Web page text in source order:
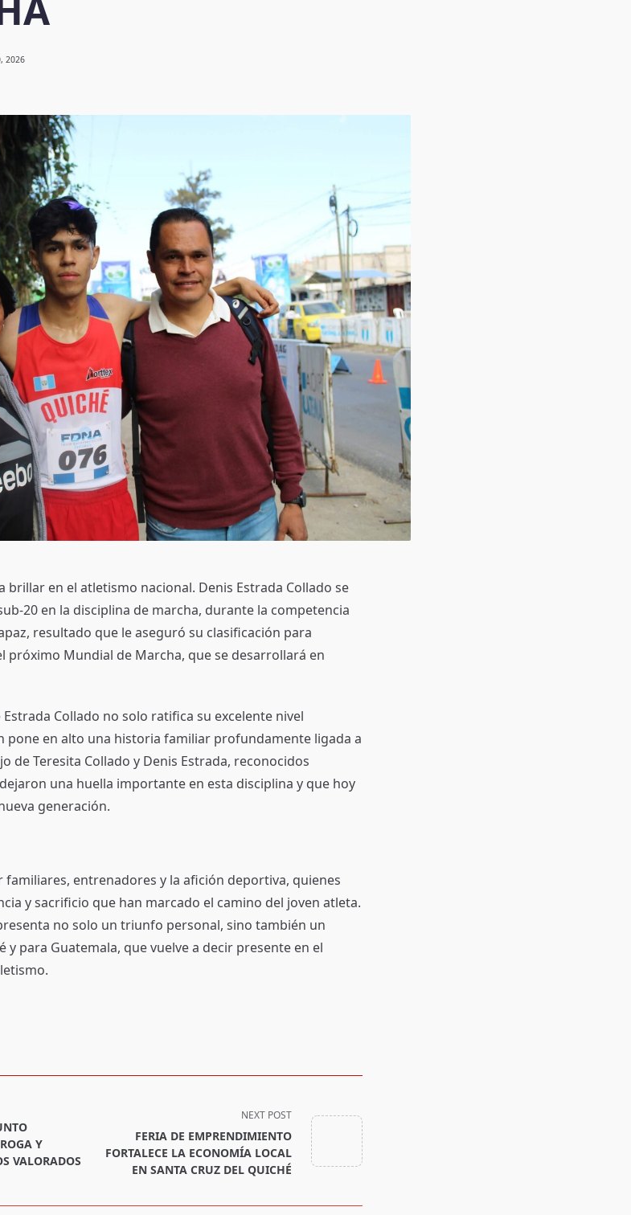
2026
brillar en el atletismo nacional. Denis Estrada Collado se
20 en la disciplina de marcha, durante la competencia
resultado que le aseguró su clasificación para
próximo Mundial de Marcha, que se desarrollará en
Collado no solo ratifica su excelente nivel
pone en alto una historia familiar profundamente ligada a
de Teresita Collado y Denis Estrada, reconocidos
una huella importante en esta disciplina y que hoy
generación.
entrenadores y la afición deportiva, quienes
y sacrificio que han marcado el camino del joven atleta.
no solo un triunfo personal, sino también un
para Guatemala, que vuelve a decir presente en el
Y
VALORADOS
NEXT POST
FERIA DE EMPRENDIMIENTO
FORTALECE LA ECONOMÍA LOCAL
EN SANTA CRUZ DEL QUICHÉ